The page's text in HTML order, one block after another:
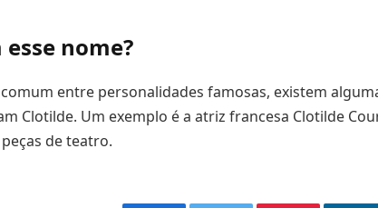
nome?
entre personalidades famosas, existem
Clotilde. Um exemplo é a atriz francesa Clotilde
de teatro.